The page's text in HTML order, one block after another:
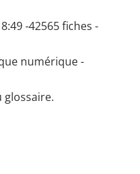
-42565 fiches -
numérique -
glossaire.